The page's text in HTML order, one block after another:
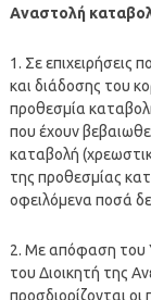
Αναστολή
1. Σε επιχειρήσεις
και διάδοσης του
προθεσμία
που έχουν
καταβολή
της προθεσμίας
οφειλόμενα ποσά
2. Με απόφαση του
του Διοικητή της
προσδιορίζονται οι